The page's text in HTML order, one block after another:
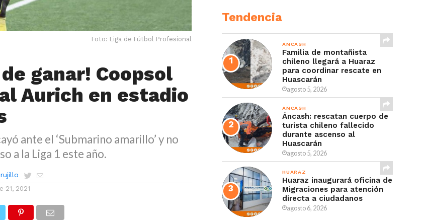
Foto: Liga de Fútbol Profesional
de ganar! Coopsol
Aurich en estadio
ante el ‘Submarino amarillo’ y no
a la Liga 1 este año.
21, 2021
Tendencia
ÁNCASH
Familia de montañista
chileno llegará a Huaraz
para coordinar rescate en
Huascarán
agosto 5, 2026
ÁNCASH
Áncash: rescatan cuerpo de
turista chileno fallecido
durante ascenso al
Huascarán
agosto 5, 2026
HUARAZ
Huaraz inaugurará oficina de
Migraciones para atención
directa a ciudadanos
agosto 6, 2026